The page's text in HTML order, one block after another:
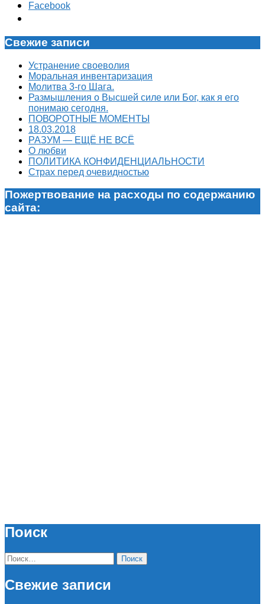
Facebook
Свежие записи
Устранение своеволия
Моральная инвентаризация
Молитва 3-го Шага.
Размышления о Высшей силе или Бог, как я его
понимаю сегодня.
ПОВОРОТНЫЕ МОМЕНТЫ
18.03.2018
РАЗУМ — ЕЩЁ НЕ ВСЁ
О любви
ПОЛИТИКА КОНФИДЕНЦИАЛЬНОСТИ
Страх перед очевидностью
Пожертвование на расходы по содержанию
сайта:
Поиск
Найти:
Свежие записи